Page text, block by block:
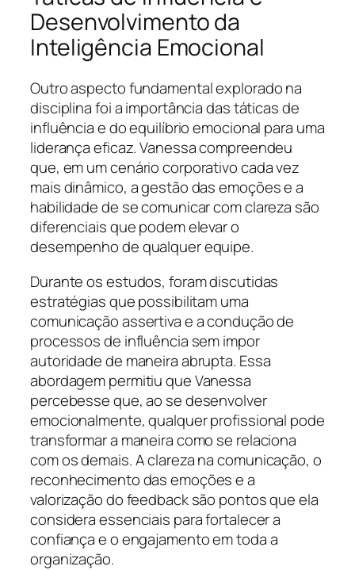
Desenvolvimento da
Inteligência Emocional
Outro aspecto fundamental explorado na
disciplina foi a importância das táticas de
influência e do equilíbrio emocional para uma
liderança eficaz. Vanessa compreendeu
que, em um cenário corporativo cada vez
mais dinâmico, a gestão das emoções e a
habilidade de se comunicar com clareza são
diferenciais que podem elevar o
desempenho de qualquer equipe.
Durante os estudos, foram discutidas
estratégias que possibilitam uma
comunicação assertiva e a condução de
processos de influência sem impor
autoridade de maneira abrupta. Essa
abordagem permitiu que Vanessa
percebesse que, ao se desenvolver
emocionalmente, qualquer profissional pode
transformar a maneira como se relaciona
com os demais. A clareza na comunicação, o
reconhecimento das emoções e a
valorização do feedback são pontos que ela
considera essenciais para fortalecer a
confiança e o engajamento em toda a
organização.